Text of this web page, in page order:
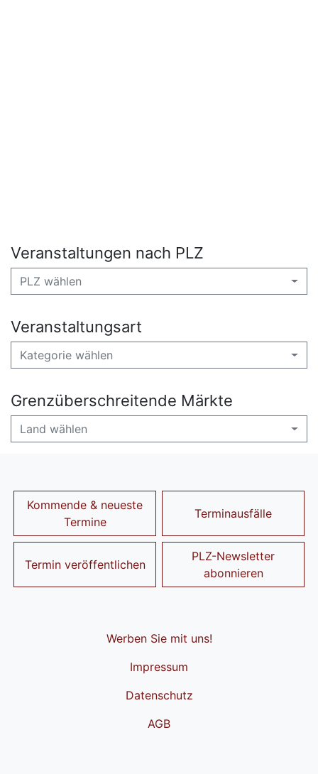
Veranstaltungen nach PLZ
PLZ wählen
Veranstaltungsart
Kategorie wählen
Grenzüberschreitende Märkte
Land wählen
Kommende & neueste
Termine
Terminausfälle
Termin veröffentlichen
PLZ-Newsletter
abonnieren
Werben Sie mit uns!
Impressum
Datenschutz
AGB